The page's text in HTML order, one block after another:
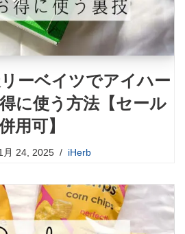
リーベイツでアイハー
に使う方法【セール
用可】
月 24, 2025 iHerb